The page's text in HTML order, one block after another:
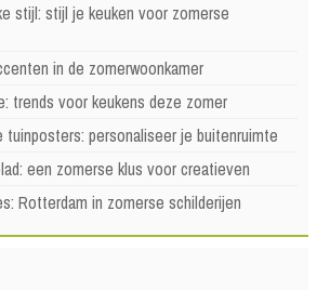
stijl: stijl je keuken voor zomerse
in de zomerwoonkamer
trends voor keukens deze zomer
tuinposters: personaliseer je buitenruimte
een zomerse klus voor creatieven
Rotterdam in zomerse schilderijen